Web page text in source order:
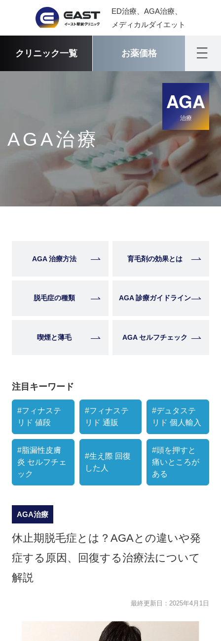
ED治療、AGA治療、
メディカルダイエット
クリニック一覧 お薬価格
AGA
治療
AGA治療
AGA 治療方法 育毛剤の効果とは
脱毛症の種類 AGA 診療ガイドライン
喫煙と薄毛 AGA セルフチェック
注目キーワード
#フィナステ
リド 値段
#フィナステ
リド 通販
#デュタステ
リド 個人輸入
#脂漏性皮膚
炎 セルフチェ
ック
#生え際 回復
した人
#頭を押すと
痛いところが
ある
AGA治療
休止期脱毛症とは？AGAとの違いや発
症する原因、回復する治療法について
解説
最終更新日：2025年4月1日